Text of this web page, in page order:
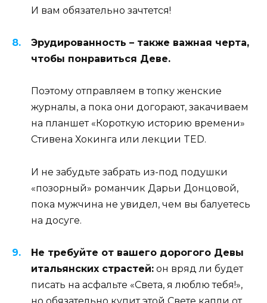
И вам обязательно зачтется!
Эрудированность – также важная черта,
чтобы понравиться Деве.
Поэтому отправляем в топку женские
журналы, а пока они догорают, закачиваем
на планшет «Короткую историю времени»
Стивена Хокинга или лекции TED.
И не забудьте забрать из-под подушки
«позорный» романчик Дарьи Донцовой,
пока мужчина не увидел, чем вы балуетесь
на досуге.
Не требуйте от вашего дорогого Девы
итальянских страстей: он вряд ли будет
писать на асфальте «Света, я люблю тебя!»,